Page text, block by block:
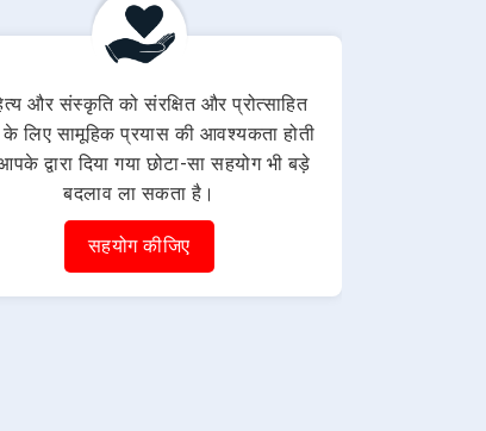
और संस्कृति को संरक्षित और प्रोत्साहित
लिए सामूहिक प्रयास की आवश्यकता होती
द्वारा दिया गया छोटा-सा सहयोग भी बड़े
बदलाव ला सकता है।
सहयोग कीजिए